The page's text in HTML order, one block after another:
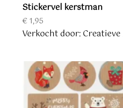
Stickervel kerstman
€1,95
Verkocht door: